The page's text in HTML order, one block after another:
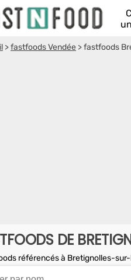
>fastfoods Vendée >fastfoods
DE
référencés à Bretignolles-